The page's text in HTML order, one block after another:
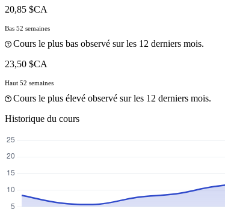
20,85 $CA
Bas 52 semaines
Cours le plus bas observé sur les 12 derniers mois.
23,50 $CA
Haut 52 semaines
Cours le plus élevé observé sur les 12 derniers mois.
Historique du cours